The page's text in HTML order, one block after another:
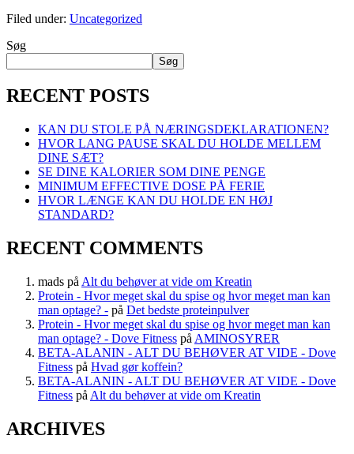
Filed under: Uncategorized
Søg
Søg
RECENT POSTS
KAN DU STOLE PÅ NÆRINGSDEKLARATIONEN?
HVOR LANG PAUSE SKAL DU HOLDE MELLEM
DINE SÆT?
SE DINE KALORIER SOM DINE PENGE
MINIMUM EFFECTIVE DOSE PÅ FERIE
HVOR LÆNGE KAN DU HOLDE EN HØJ
STANDARD?
RECENT COMMENTS
mads på Alt du behøver at vide om Kreatin
Protein - Hvor meget skal du spise og hvor meget man kan
man optage? - på Det bedste proteinpulver
Protein - Hvor meget skal du spise og hvor meget man kan
man optage? - Dove Fitness på AMINOSYRER
BETA-ALANIN - ALT DU BEHØVER AT VIDE - Dove
Fitness på Hvad gør koffein?
BETA-ALANIN - ALT DU BEHØVER AT VIDE - Dove
Fitness på Alt du behøver at vide om Kreatin
ARCHIVES